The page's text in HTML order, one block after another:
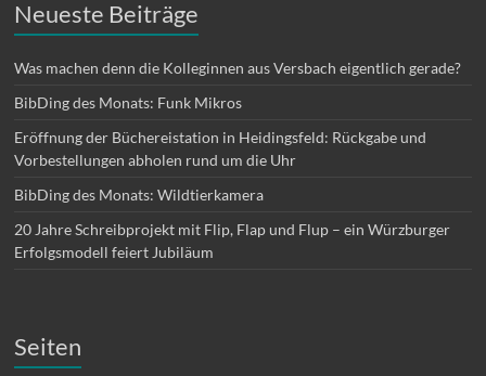
Neueste Beiträge
Was machen denn die Kolleginnen aus Versbach eigentlich gerade?
BibDing des Monats: Funk Mikros
Eröffnung der Büchereistation in Heidingsfeld: Rückgabe und
Vorbestellungen abholen rund um die Uhr
BibDing des Monats: Wildtierkamera
20 Jahre Schreibprojekt mit Flip, Flap und Flup – ein Würzburger
Erfolgsmodell feiert Jubiläum
Seiten